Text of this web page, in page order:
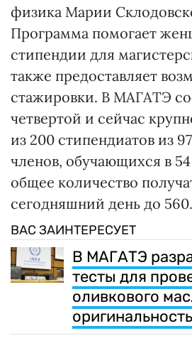
физика Марии
Программа помогает
стипендии для
также предоставляет
стажировки. В МАГАТЭ
четвертой и сейчас
из 200 стипендиатов из
членов, обучающихся в
общее количество
сегодняшний день до 560.
ВАС ЗАИНТЕРЕСУЕТ
В МАГАТЭ
тесты для
оливкового
оригинальность